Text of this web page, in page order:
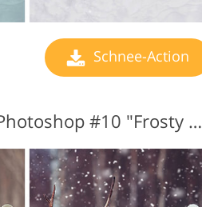
Schnee-Action
Schnee-Aktion für Photoshop #10 "Frosty Morning"